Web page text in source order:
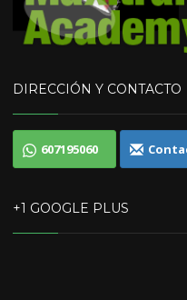
DIRECCIÓN Y CONTACTO
607195060
+1 GOOGLE PLUS